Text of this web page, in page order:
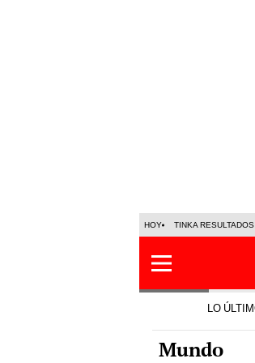
HOY TINKA RESULTADOS
Mundo